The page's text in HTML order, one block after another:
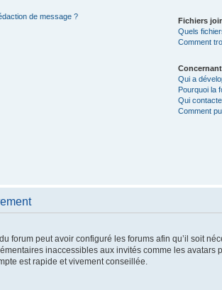
de message ?
Fichiers
Quels
Comment
Qui a
Pourquoi la
Qui
Comment
forum peut avoir configuré les forums afin qu’il soit
inaccessibles aux invités comme les
est rapide et vivement conseillée.